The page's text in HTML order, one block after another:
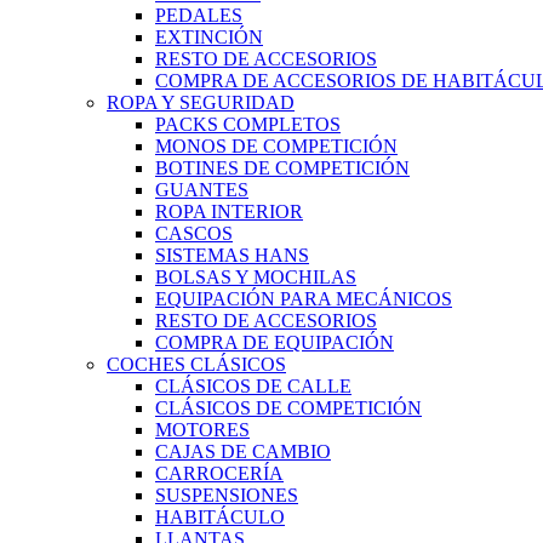
PEDALES
EXTINCIÓN
RESTO DE ACCESORIOS
COMPRA DE ACCESORIOS DE
ROPA Y SEGURIDAD
PACKS COMPLETOS
MONOS DE COMPETICIÓN
BOTINES DE COMPETICIÓN
GUANTES
ROPA INTERIOR
CASCOS
SISTEMAS HANS
BOLSAS Y MOCHILAS
EQUIPACIÓN PARA MECÁNICOS
RESTO DE ACCESORIOS
COMPRA DE EQUIPACIÓN
COCHES CLÁSICOS
CLÁSICOS DE CALLE
CLÁSICOS DE COMPETICIÓN
MOTORES
CAJAS DE CAMBIO
CARROCERÍA
SUSPENSIONES
HABITÁCULO
LLANTAS